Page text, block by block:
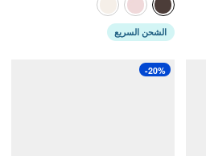
الشحن السريع
-20%